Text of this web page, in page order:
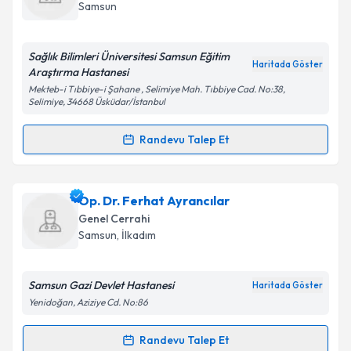
Kişisel verilerimin işlenmesine ilişkin
Metni'ni okudum ve kişisel verilerimin belirtilen
kapsamda işlenmesini kabul ediyorum.
Samsun
Sağlık Bilimleri Üniversitesi Samsun Eğitim
Araştırma Hastanesi
Haritada Göster
Mekteb-i Tıbbiye-i Şahane , Selimiye Mah. Tıbbiye Cad. No:38,
Selimiye, 34668 Üsküdar/İstanbul
Randevu Talep Et
Randevu Takvimi Talebi
Dr. Alper Ceylaniçin randevu takvimi talebi
oluşturun. Size bu uzmandan randevu almanız için bir
takvim hazırlandığında e-posta ile bilgilendireceğiz.
Kişisel verilerimin işlenmesine ilişkin
Op. Dr. Ferhat Ayrancılar
Genel Cerrahi
Samsun, İlkadım
Samsun Gazi Devlet Hastanesi Haritada Göster
Yenidoğan, Aziziye Cd. No:86
Randevu Talep Et